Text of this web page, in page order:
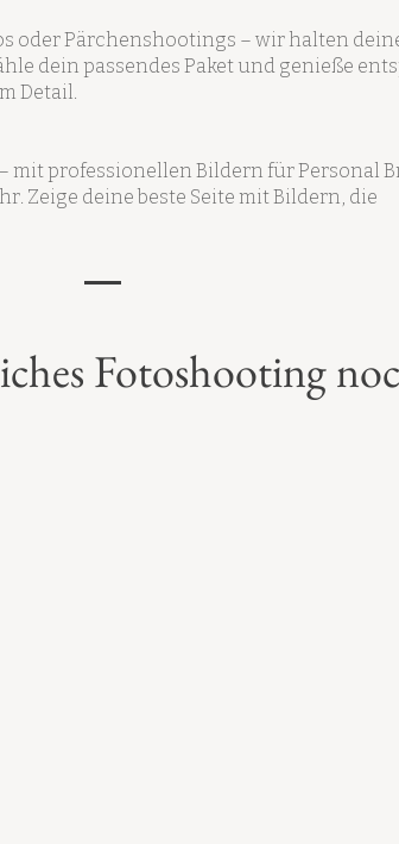
oder Pärchenshootings – wir halten
dein passendes Paket und genieße
Detail.
mit professionellen Bildern für Personal
Zeige deine beste Seite mit Bildern, die
Fotoshooting